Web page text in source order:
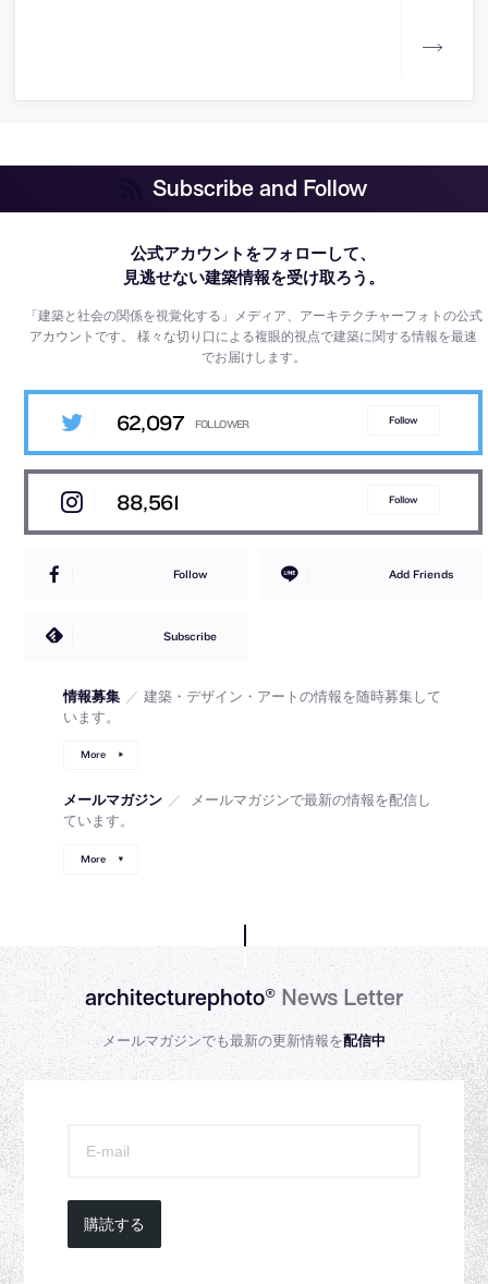
Subscribe and Follow
公式アカウントをフォローして、
見逃せない建築情報を受け取ろう。
「建築と社会の関係を視覚化する」メディア、アーキテクチャーフォトの公式
アカウントです。様々な切り口による複眼的視点で建築に関する情報を最速
でお届けします。
62,097 Follow
88,561 Follow
Follow Add Friends
Subscribe
情報募集 ／ 建築・デザイン・アートの情報を随時募集して
います。
More
メールマガジン ／
メールマガジンで最新の情報を配信し
ています。
More
architecturephoto®News Letter
メールマガジンでも最新の更新情報を配信中
購読する